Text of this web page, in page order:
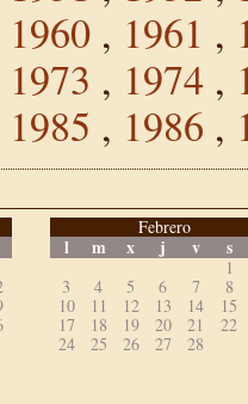
1960 , 1961 ,
1973 , 1974 ,
1985 , 1986 ,
Febrero
l m x j v s
1
3
4 5 6 7
8
10
11 12 13 14
15
17
18 19 20 21
22
24
25 26 27 28